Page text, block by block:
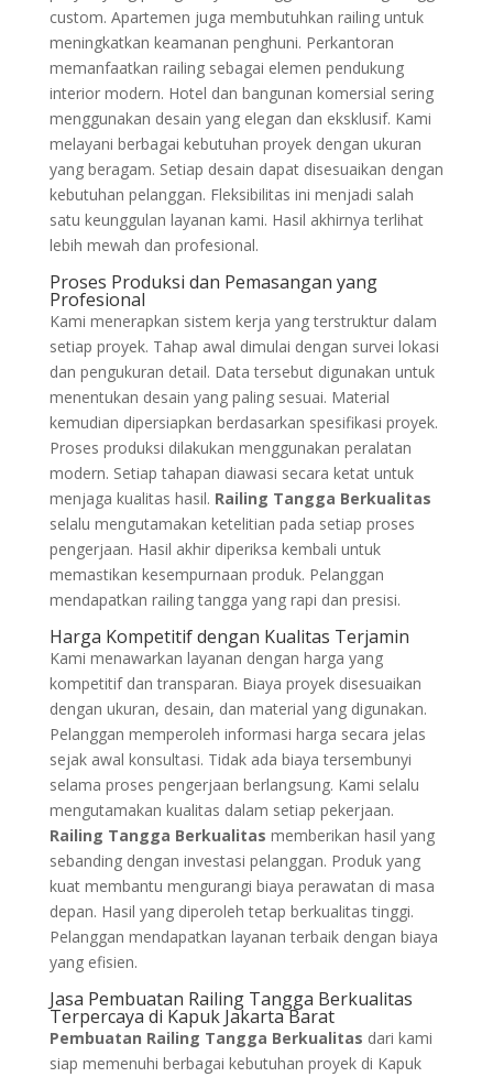
custom. Apartemen juga membutuhkan railing untuk
meningkatkan keamanan penghuni. Perkantoran
memanfaatkan railing sebagai elemen pendukung
interior modern. Hotel dan bangunan komersial sering
menggunakan desain yang elegan dan eksklusif. Kami
melayani berbagai kebutuhan proyek dengan ukuran
yang beragam. Setiap desain dapat disesuaikan dengan
kebutuhan pelanggan. Fleksibilitas ini menjadi salah
satu keunggulan layanan kami. Hasil akhirnya terlihat
lebih mewah dan profesional.
Proses Produksi dan Pemasangan yang
Profesional
Kami menerapkan sistem kerja yang terstruktur dalam
setiap proyek. Tahap awal dimulai dengan survei lokasi
dan pengukuran detail. Data tersebut digunakan untuk
menentukan desain yang paling sesuai. Material
kemudian dipersiapkan berdasarkan spesifikasi proyek.
Proses produksi dilakukan menggunakan peralatan
modern. Setiap tahapan diawasi secara ketat untuk
menjaga kualitas hasil. Railing Tangga Berkualitas
selalu mengutamakan ketelitian pada setiap proses
pengerjaan. Hasil akhir diperiksa kembali untuk
memastikan kesempurnaan produk. Pelanggan
mendapatkan railing tangga yang rapi dan presisi.
Harga Kompetitif dengan Kualitas Terjamin
Kami menawarkan layanan dengan harga yang
kompetitif dan transparan. Biaya proyek disesuaikan
dengan ukuran, desain, dan material yang digunakan.
Pelanggan memperoleh informasi harga secara jelas
sejak awal konsultasi. Tidak ada biaya tersembunyi
selama proses pengerjaan berlangsung. Kami selalu
mengutamakan kualitas dalam setiap pekerjaan.
Railing Tangga Berkualitas memberikan hasil yang
sebanding dengan investasi pelanggan. Produk yang
kuat membantu mengurangi biaya perawatan di masa
depan. Hasil yang diperoleh tetap berkualitas tinggi.
Pelanggan mendapatkan layanan terbaik dengan biaya
yang efisien.
Jasa Pembuatan Railing Tangga Berkualitas
Terpercaya di Kapuk Jakarta Barat
Pembuatan Railing Tangga Berkualitas dari kami
siap memenuhi berbagai kebutuhan proyek di Kapuk